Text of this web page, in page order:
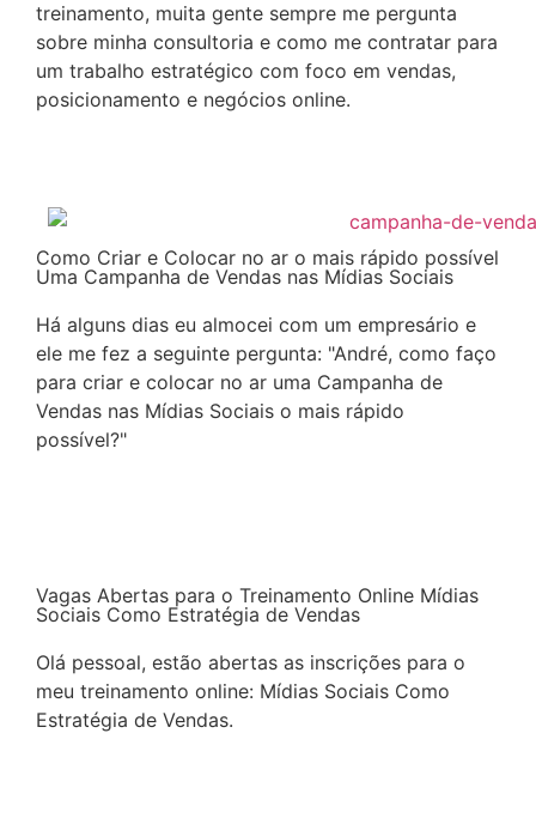
treinamento, muita gente sempre me pergunta
sobre minha consultoria e como me contratar para
um trabalho estratégico com foco em vendas,
posicionamento e negócios online.
Como Criar e Colocar no ar o mais rápido possível
Uma Campanha de Vendas nas Mídias Sociais
Há alguns dias eu almocei com um empresário e
ele me fez a seguinte pergunta: "André, como faço
para criar e colocar no ar uma Campanha de
Vendas nas Mídias Sociais o mais rápido
possível?"
Vagas Abertas para o Treinamento Online Mídias
Sociais Como Estratégia de Vendas
Olá pessoal, estão abertas as inscrições para o
meu treinamento online: Mídias Sociais Como
Estratégia de Vendas.